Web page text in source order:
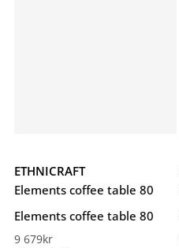
ETHNICRAFT
Elements coffee table 80
Elements coffee table 80
9 679kr